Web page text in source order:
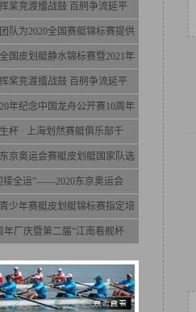
桨竞渡擂战鼓 百舸争流延平
队为2020全国赛艇锦标赛提供
国皮划艇静水锦标赛暨2021年
桨竞渡擂战鼓 百舸争流延平
年纪念中国龙舟公开赛10周年
杯 · 上海划然赛艇俱乐部千
京奥运会赛艇皮划艇国家队选
接全运”——2020东京奥运会
少年赛艇皮划艇锦标赛指定培
年厂庆暨第二届“江南看舰杯